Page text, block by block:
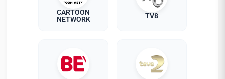
CARTOON
NETWORK
TV8